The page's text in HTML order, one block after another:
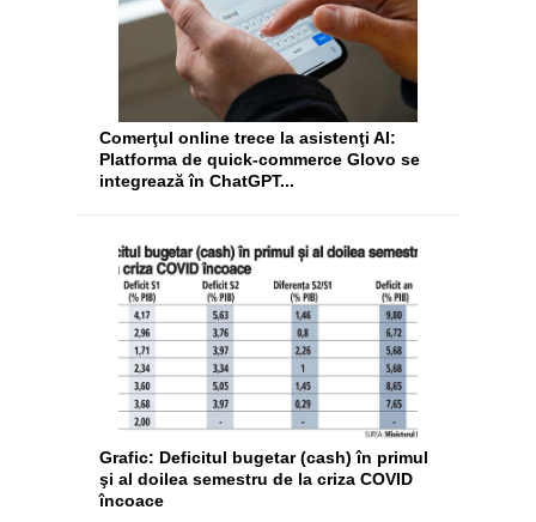
Comerţul online trece la asistenţi AI:
Platforma de quick-commerce Glovo se
integrează în ChatGPT...
Grafic: Deficitul bugetar (cash) în primul
şi al doilea semestru de la criza COVID
încoace